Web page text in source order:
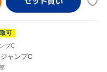
可
プC
ャンプC